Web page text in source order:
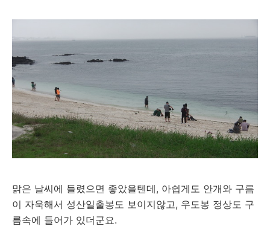
맑은 날씨에 들렸으면 좋았을텐데, 아쉽게도 안개와 구름
이 자욱해서 성산일출봉도 보이지않고, 우도봉 정상도 구
름속에 들어가 있더군요.